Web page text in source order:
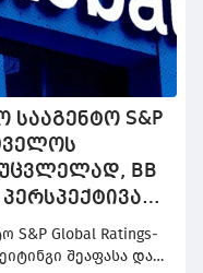
სააგენტო S&P
BB
S&P Global Ratings-
შეაფასა და